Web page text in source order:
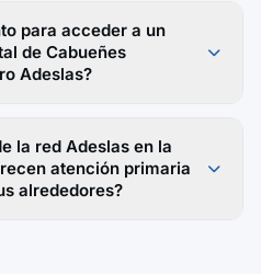
para acceder a un
de Cabueñes
Adeslas?
la red Adeslas en la
atención primaria
alrededores?